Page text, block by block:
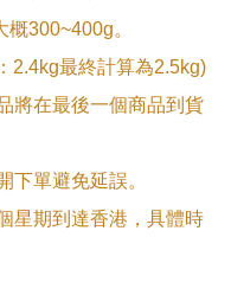
300~400g。
2.4kg最終計算為2.5kg)
將在最後一個商品到貨
下單避免延誤。
星期到達香港，具體時